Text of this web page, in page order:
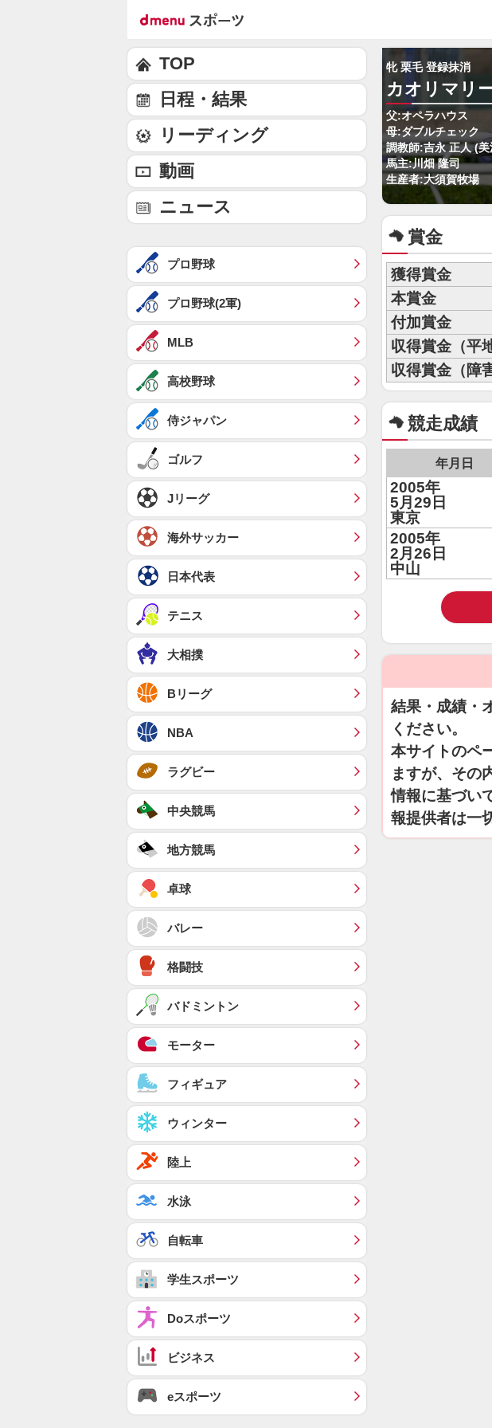
牝 栗毛 登録抹消
カオリマリ
父:オペラハウス
母:ダブルチェック
調教師:吉永 正人 (美
馬主:川畑 隆司
生産者:大須賀牧場
賞金
獲得賞金
本賞金
付加賞金
収得賞金（平
収得賞金（障
競走成績
年月日
2005年
5月29日
東京
2005年
2月26日
中山
結果・成績・
ください。
本サイトのペ
ますが、その
情報に基づい
報提供者は一
TOP
日程・結果
リーディング
動画
ニュース
プロ野球
プロ野球(2軍)
MLB
高校野球
侍ジャパン
ゴルフ
Jリーグ
海外サッカー
日本代表
テニス
大相撲
Bリーグ
NBA
ラグビー
中央競馬
地方競馬
卓球
バレー
格闘技
バドミントン
モーター
フィギュア
ウィンター
陸上
水泳
自転車
学生スポーツ
Doスポーツ
ビジネス
eスポーツ